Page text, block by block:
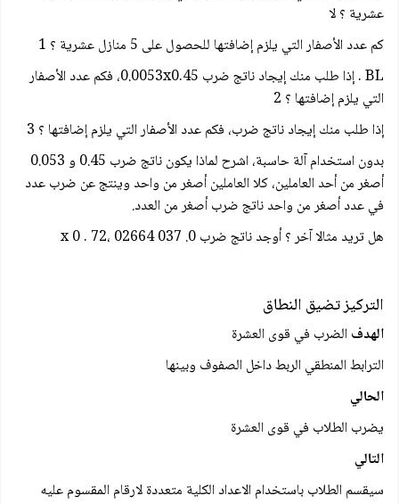
عشرية ؟ لا
كم عدد الأصفار التي يلزم إضافتها للحصول على 5 منازل عشرية ؟ 1
BL . إذا طلب منك إيجاد ناتج ضرب 0.0053x0.45، فكم عدد الأصفار
التي يلزم إضافتها ؟ 2
إذا طلب منك إيجاد ناتج ضرب، فكم عدد الأصفار التي يلزم إضافتها ؟ 3
بدون استخدام آلة حاسبة، اشرح لماذا يكون ناتج ضرب 0.45 و 0.053
أصغر من أحد العاملين، كلا العاملين أصغر من واحد وينتج عن ضرب عدد
في عدد أصغر من واحد ناتج ضرب أصغر من العدد.
هل تريد مثالا آخر ؟ أوجد ناتج ضرب 0. 037 x 0 . 72، 02664
التركيز تضيق النطاق
الهدف الضرب في قوى العشرة
الترابط المنطقي الربط داخل الصفوف وبينها
الحالي
يضرب الطلاب في قوى العشرة
التالي
سيقسم الطلاب باستخدام الاعداد الكلية متعددة لارقام المقسوم عليه